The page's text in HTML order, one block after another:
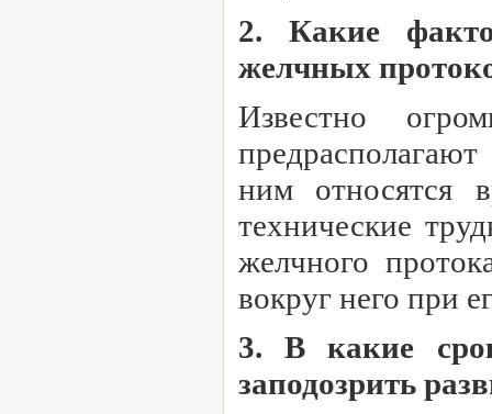
2. Какие
желчных
Известно
ним относятся
технические
желчного
вокруг него при
3. В какие
заподозрить